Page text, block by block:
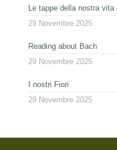
Le tappe della nostra
29 Novembre 2025
Reading about Bach
29 Novembre 2025
I nostri Fiori
29 Novembre 2025